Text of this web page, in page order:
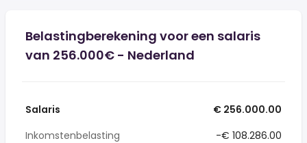
Belastingberekening voor een salaris
van 256.000€ - Nederland
Salaris
€ 256.000.00
Inkomstenbelasting
-€ 108.286.00